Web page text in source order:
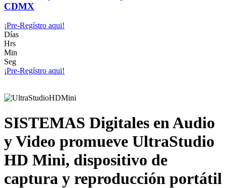
CDMX
¡Pre-Regístro aqui!
Días
Hrs
Min
Seg
¡Pre-Regístro aqui!
SISTEMAS Digitales en Audio
y Video promueve UltraStudio
HD Mini, dispositivo de
captura y reproducción portátil